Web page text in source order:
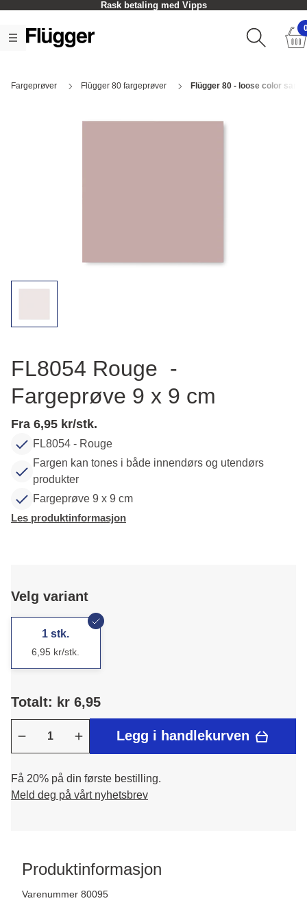
Rask betaling med Vipps
Fargeprøver Flügger 80 fargeprøver Flügger 80 - loose color
FL8054 Rouge -
Fargeprøve 9 x 9 cm
Fra 6,95 kr/stk.
FL8054 - Rouge
Fargen kan tones i både innendørs og utendørs
produkter
Fargeprøve 9 x 9 cm
Les produktinformasjon
Velg variant
1 stk.
6,95 kr/stk.
Totalt: kr 6,95
Legg i handlekurven
Få 20% på din første bestilling.
Meld deg på vårt nyhetsbrev
Produktinformasjon
Varenummer 80095